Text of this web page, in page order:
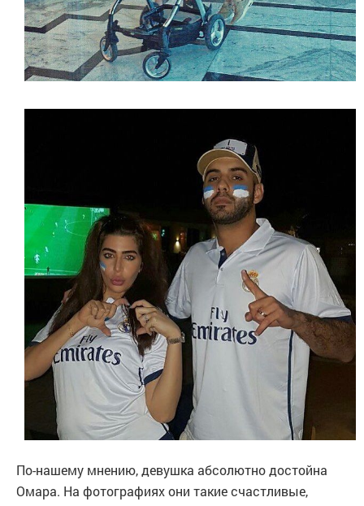
По-нашему мнению, девушка абсолютно достойна
Омара. На фотографиях они такие счастливые,